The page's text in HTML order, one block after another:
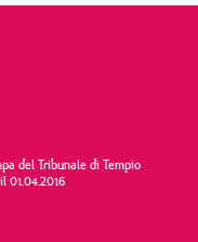
del Tribunale di Tempio
01.04.2016